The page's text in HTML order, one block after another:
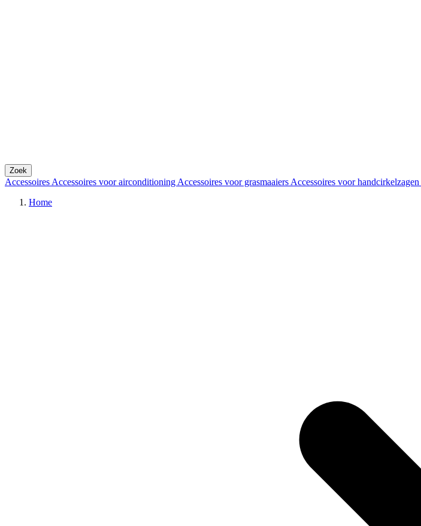
Zoek
Accessoires Accessoires voor airconditioning Accessoires voor grasmaaiers Accessoires voor handcirkelzagen
Home